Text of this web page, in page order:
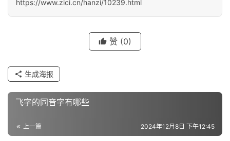
词
词
义
词
https://www.zici.cn/hanzi/10239.html
赞 (0)
生成海报
飞字的同音字有哪些
上一篇 2024年12月8日 下午12:45